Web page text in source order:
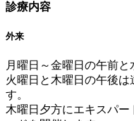
診療内容
外来
月曜日～金曜日の午前と
火曜日と木曜日の午後は
す。
木曜日夕方にエキスパ